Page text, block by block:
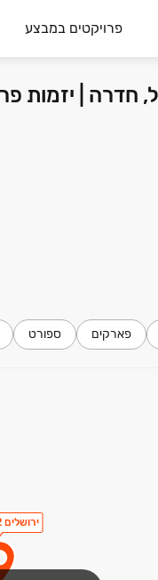
פרויקטים במבצע
פארקים ספורט
ירושלים 22 חדרה